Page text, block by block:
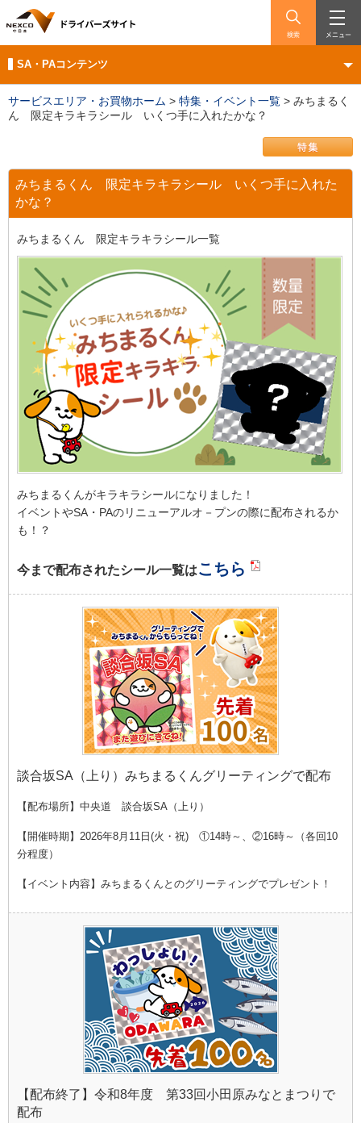
検索 メニュー
SA・PAコンテンツ
サービスエリア・お買物ホーム > 特集・イベント一覧 > みちまるく
ん 限定キラキラシール いくつ手に入れたかな？
みちまるくん 限定キラキラシール いくつ手に入れた
かな？
みちまるくん 限定キラキラシール一覧
みちまるくんがキラキラシールになりました！
イベントやSA・PAのリニューアルオ－プンの際に配布されるか
も！？
今まで配布されたシール一覧はこちら
談合坂SA（上り）みちまるくんグリーティングで配布
【配布場所】中央道 談合坂SA（上り）
【開催時期】2026年8月11日(火・祝) ①14時～、②16時～（各回10
分程度）
【イベント内容】みちまるくんとのグリーティングでプレゼント！
【配布終了】令和8年度 第33回小田原みなとまつりで
配布